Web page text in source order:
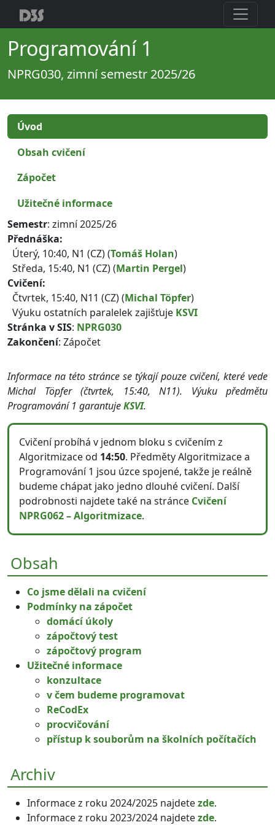
Programování 1
NPRG030, zimní semestr 2025/26
Úvod
Obsah cvičení
Zápočet
Užitečné informace
Semestr: zimní 2025/26
Přednáška:
Úterý, 10:40, N1 (CZ) (Tomáš Holan)
Středa, 15:40, N1 (CZ) (Martin Pergel)
Cvičení:
Čtvrtek, 15:40, N11 (CZ) (Michal Töpfer)
Výuku ostatních paralelek zajišťuje KSVI
Stránka v SIS: NPRG030
Zakončení: Zápočet
Informace na této stránce se týkají pouze cvičení, které vede
Michal Töpfer (čtvrtek, 15:40, N11). Výuku předmětu
Programování 1 garantujeKSVI.
Cvičení probíhá v jednom bloku s cvičením z
Algoritmizace od 14:50. Předměty Algoritmizace a
Programování 1 jsou úzce spojené, takže je reálně
budeme chápat jako jedno dlouhé cvičení. Další
podrobnosti najdete také na stránce Cvičení
NPRG062 – Algoritmizace.
Obsah
Co jsme dělali na cvičení
Podmínky na zápočet
domácí úkoly
zápočtový test
zápočtový program
Užitečné informace
konzultace
v čem budeme programovat
ReCodEx
procvičování
přístup k souborům na školních počítačích
Archiv
Informace z roku 2024/2025 najdetezde.
Informace z roku 2023/2024 najdetezde.